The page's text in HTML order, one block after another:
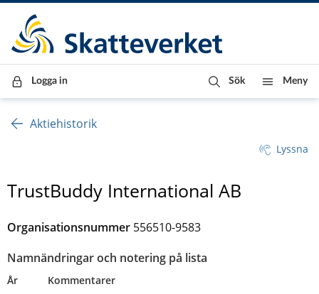
Till innehåll
Till navigationen
Till chattrobot
Logga in Sök Meny
Aktiehistorik
Lyssna
TrustBuddy International AB
Organisationsnummer 556510-9583
Namnändringar och notering på lista
År
Kommentarer